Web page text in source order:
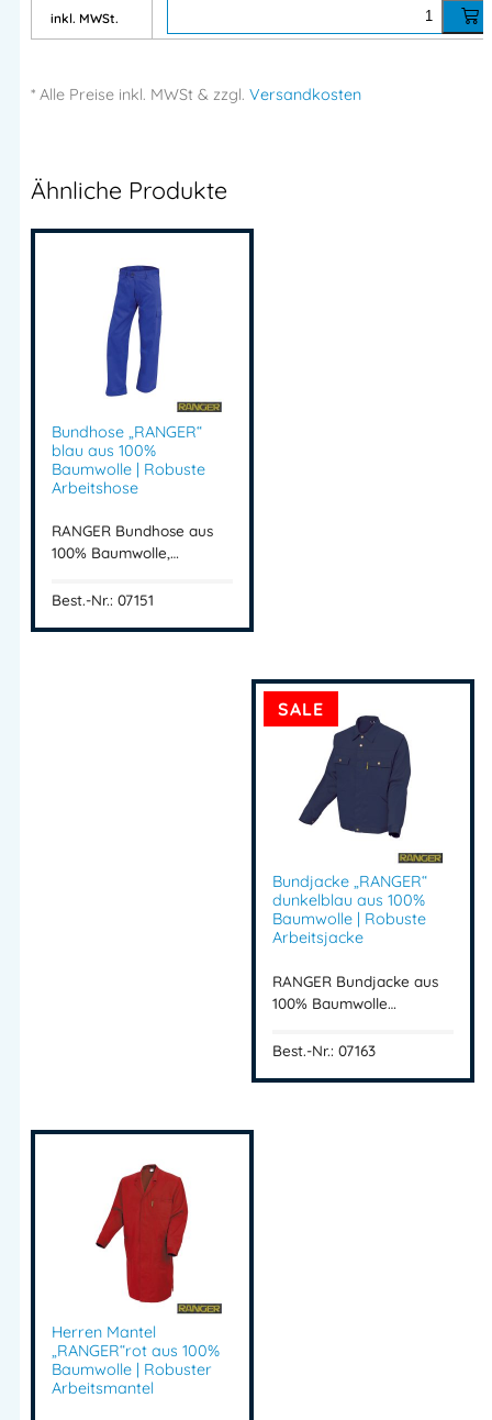
Seitentaschen
Zwei Zollstocktaschen
Einsatzbereiche
Handwerk
Baugewerbe
Industrie
Landwirtschaft
Werkstatt & Montage
RANGER Latzhose
Arbeitslatzhose Baumwolle
Latzhose 100 Baumwolle
Arbeitsbekleidung Baumwolle
Industrie Latzhose
Latzhose mit Zollstocktasche
Mehr Information E-Mail: info@bannenberg.at
inkl. MWSt.
* Alle Preise inkl. MWSt & zzgl. Versandkosten
Ähnliche Produkte
Bundhose „RANGER“
blau aus 100%
Baumwolle | Robuste
Arbeitshose
RANGER Bundhose aus
100% Baumwolle,…
Best.-Nr.: 07151
SALE
Bundjacke „RANGER“
dunkelblau aus 100%
Baumwolle | Robuste
Arbeitsjacke
RANGER Bundjacke aus
100% Baumwolle…
Best.-Nr.: 07163
Herren Mantel
„RANGER“rot aus 100%
Baumwolle | Robuster
Arbeitsmantel